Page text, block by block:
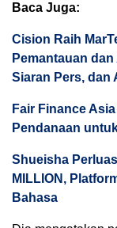
Baca Juga:
Cision Raih
Pemantauan
Siaran Pers, dan
Fair Finance
Pendanaan
Shueisha
MILLION,
Bahasa